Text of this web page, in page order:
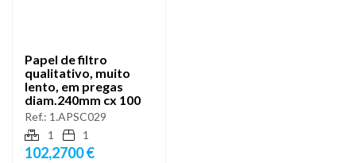
Papel de filtro
qualitativo, muito
lento, em pregas
diam.240mm cx 100
Ref.: 1.APSC029
1
1
102,2700 €